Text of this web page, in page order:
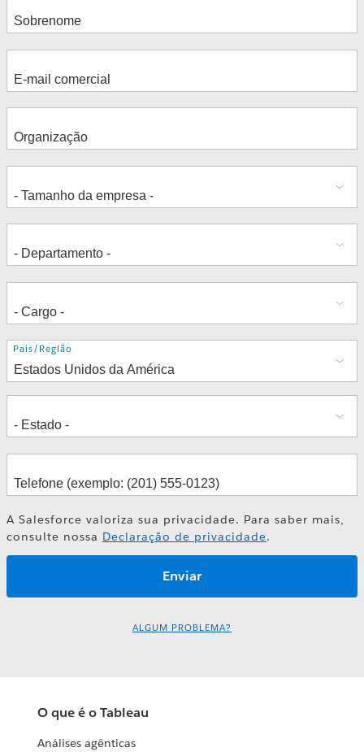
Endereço
País/Região
A Salesforce valoriza sua privacidade. Para saber mais,
consulte nossa Declaração de privacidade.
ALGUM PROBLEMA?
O que é o Tableau
Análises agênticas